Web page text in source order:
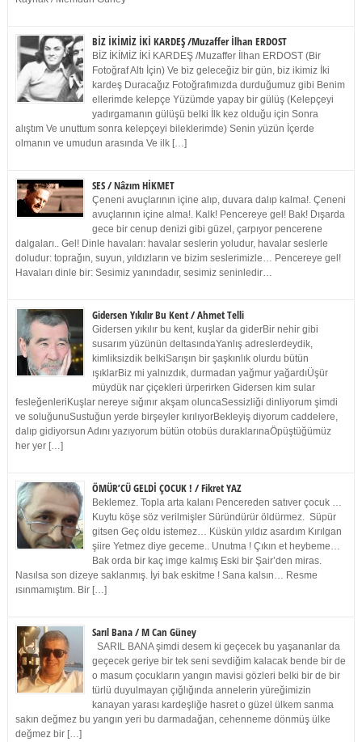
BİZ İKİMİZ İKİ KARDEŞ /Muzaffer İlhan ERDOST
BİZ İKİMİZ İKİ KARDEŞ /Muzaffer İlhan ERDOST (Bir
Fotoğraf Altı İçin) Ve biz geleceğiz bir gün, biz ikimiz İki
kardeş Duracağız Fotoğrafımızda durduğumuz gibi Benim
ellerimde kelepçe Yüzümde yapay bir gülüş (Kelepçeyi
yadırgamanın gülüşü belki İlk kez olduğu için Sonra
alıştım Ve unuttum sonra kelepçeyi bileklerimde) Senin yüzün İçerde
olmanın ve umudun arasında Ve ilk […]
SES / Nâzım HİKMET
Çeneni avuçlarının içine alıp, duvara dalıp kalma!. Çeneni
avuçlarının içine alma!. Kalk! Pencereye gel! Bak! Dışarda
gece bir cenup denizi gibi güzel, çarpıyor pencerene
dalgaları.. Gel! Dinle havaları: havalar seslerin yoludur, havalar seslerle
doludur: toprağın, suyun, yıldızların ve bizim seslerimizle… Pencereye gel!
Havaları dinle bir: Sesimiz yanındadır, sesimiz seninledir…
Gidersen Yıkılır Bu Kent / Ahmet Telli
Gidersen yıkılır bu kent, kuşlar da giderBir nehir gibi
susarım yüzünün deltasındaYanlış adreslerdeydik,
kimliksizdik belkiSarışın bir şaşkınlık olurdu bütün
ışıklarBiz mi yalnızdık, durmadan yağmur yağardıÜşür
müydük nar çiçekleri ürperirken Gidersen kim sular
fesleğenleriKuşlar nereye sığınır akşam oluncaSessizliği dinliyorum şimdi
ve soluğunuSustuğun yerde birşeyler kırılıyorBekleyiş diyorum caddelere,
dalıp gidiyorsun Adını yazıyorum bütün otobüs duraklarınaÖpüştüğümüz
her yer […]
ÖMÜR’CÜ GELDİ ÇOCUK ! / Fikret YAZ
Beklemez. Topla arta kalanı Pencereden satıver çocuk …
Kuytu köşe söz verilmişler Süründürür öldürmez. Süpür
gitsen Geç oldu istemez… Küskün yıldız asardım Kırılgan
şiire Yetmez diye geceme.. Unutma ! Çıkın et heybeme…
Bak orda bir kaç imge kalmış Eski bir Şair’den miras.
Nasılsa son dizeye saklanmış. İyi bak eskitme ! Sana kalsın… Resme
ısınmamıştım. Bir […]
Sarıl Bana / M Can Güney
SARIL BANA şimdi desem ki geçecek bu yaşananlar da
geçecek geriye bir tek seni sevdiğim kalacak bende bir de
o masum çocukların yangın mavisi gözleri belki bir de bir
türlü duyulmayan çığlığında annelerin yüreğimizin
kanayan yarası kardeşliğe hasret o güzel ülkem sanma
sakın değmez bu yangın yeri bu darmadağan, cehenneme dönmüş ülke
değmez bir […]